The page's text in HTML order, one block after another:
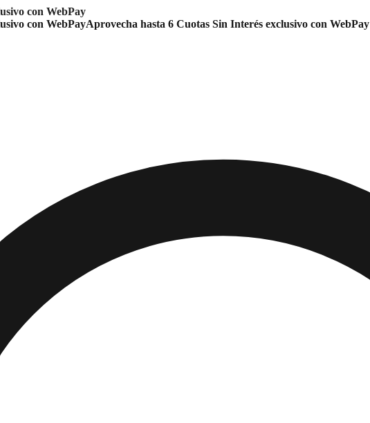
con WebPay
con WebPayAprovecha hasta 6 Cuotas Sin Interés exclusivo con WebPay